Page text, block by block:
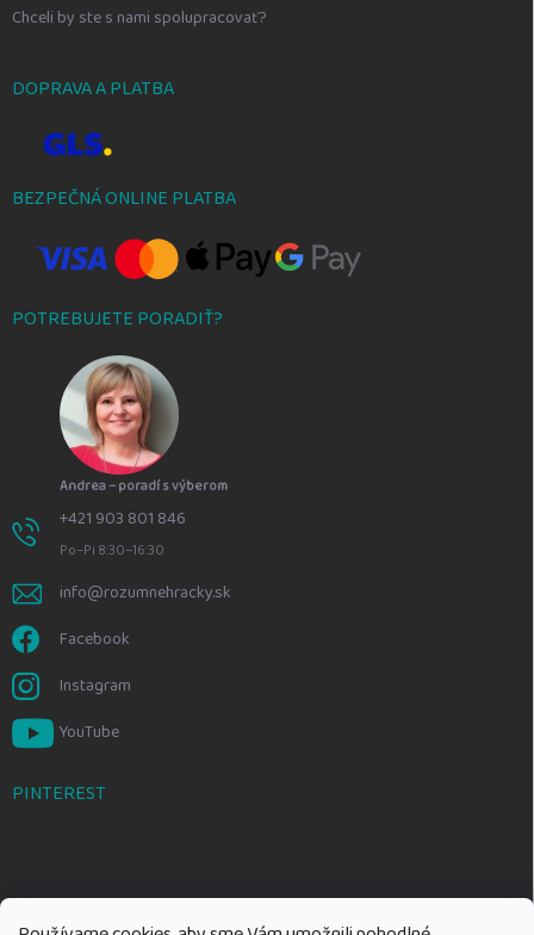
Chceli by ste s nami spolupracovať?
DOPRAVA A PLATBA
BEZPEČNÁ ONLINE PLATBA
POTREBUJETE PORADIŤ?
Andrea – poradí s výberom
+421 903 801 846
Po–Pi 8:30–16:30
info@rozumnehracky.sk
Facebook
Instagram
YouTube
PINTEREST